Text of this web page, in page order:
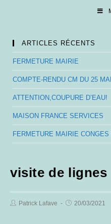
ARTICLES RÉCENTS
FERMETURE MAIRIE
COMPTE-RENDU CM DU 25
ATTENTION,COUPURE D’EAU!
MAISON FRANCE SERVICES
FERMETURE MAIRIE
visite de lignes
PostPatrick Lafave
Post20/03/2021